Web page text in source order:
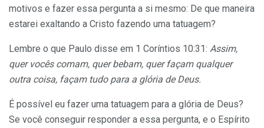
motivos e fazer essa pergunta a si mesmo: De que maneira
estarei exaltando a Cristo fazendo uma tatuagem?
Lembre o que Paulo disse em 1 Coríntios 10:31: Assim,
quer vocês comam, quer bebam, quer façam qualquer
outra coisa, façam tudo para a glória de Deus.
É possível eu fazer uma tatuagem para a glória de Deus?
Se você conseguir responder a essa pergunta, e o Espírito